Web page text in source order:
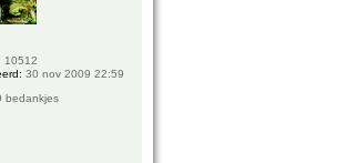
10512
30 nov 2009 22:59
bedankjes